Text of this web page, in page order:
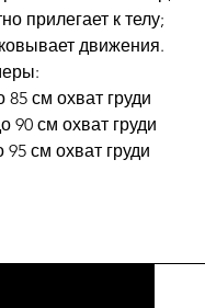
прилегает к телу;
движения.
85 см охват груди
90 см охват груди
95 см охват груди